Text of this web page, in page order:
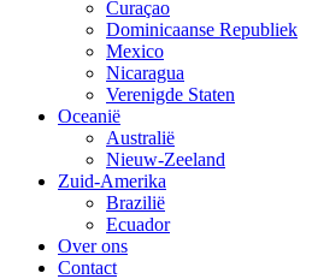
Curaçao
Dominicaanse Republiek
Mexico
Nicaragua
Verenigde Staten
Oceanië
Australië
Nieuw-Zeeland
Zuid-Amerika
Brazilië
Ecuador
Over ons
Contact